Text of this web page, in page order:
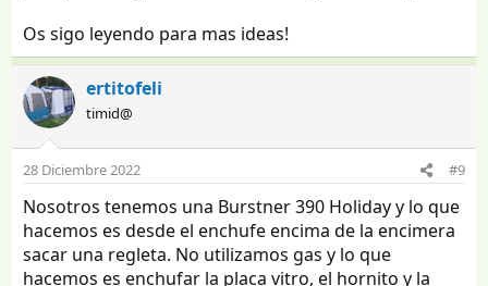
Os sigo leyendo para mas ideas!
ertitofeli
timid@
28 Diciembre 2022 #9
Nosotros tenemos una Burstner 390 Holiday y lo que
hacemos es desde el enchufe encima de la encimera
sacar una regleta. No utilizamos gas y lo que
hacemos es enchufar la placa vitro, el hornito y la